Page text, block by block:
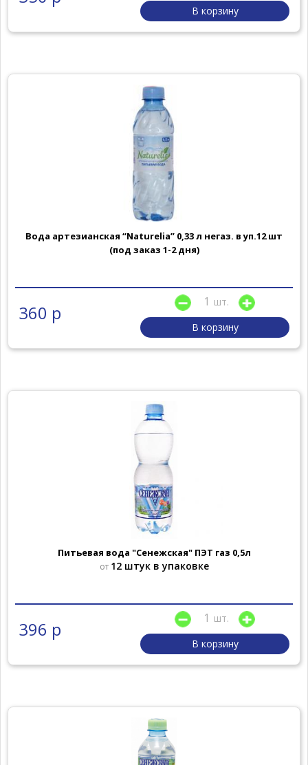
В корзину
Вода артезианская “Naturelia” 0,33 л негаз. в уп.12 шт
(под заказ 1-2 дня)
360 р
шт.
В корзину
Питьевая вода "Сенежская" ПЭТ газ 0,5л
от 12 штук в упаковке
396 р
шт.
В корзину